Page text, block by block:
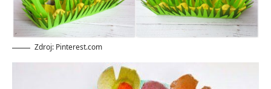
Zdroj: Pinterest.com